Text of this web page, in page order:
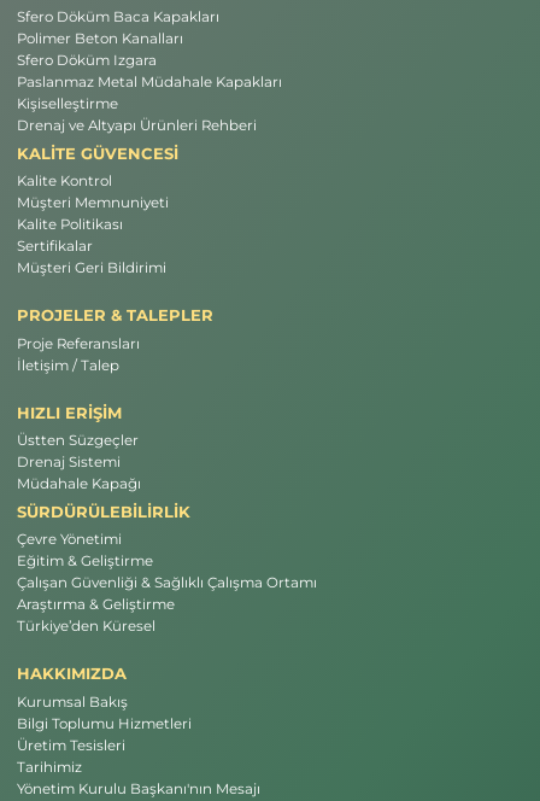
Sfero Döküm Baca Kapakları
Polimer Beton Kanalları
Sfero Döküm Izgara
Paslanmaz Metal Müdahale Kapakları
Kişiselleştirme
Drenaj ve Altyapı Ürünleri Rehberi
KALİTE GÜVENCESİ
Kalite Kontrol
Müşteri Memnuniyeti
Kalite Politikası
Sertifikalar
Müşteri Geri Bildirimi
PROJELER & TALEPLER
Proje Referansları
İletişim / Talep
HIZLI ERİŞİM
Üstten Süzgeçler
Drenaj Sistemi
Müdahale Kapağı
SÜRDÜRÜLEBİLİRLİK
Çevre Yönetimi
Eğitim & Geliştirme
Çalışan Güvenliği & Sağlıklı Çalışma Ortamı
Araştırma & Geliştirme
Türkiye’den Küresel
HAKKIMIZDA
Kurumsal Bakış
Bilgi Toplumu Hizmetleri
Üretim Tesisleri
Tarihimiz
Yönetim Kurulu Başkanı'nın Mesajı